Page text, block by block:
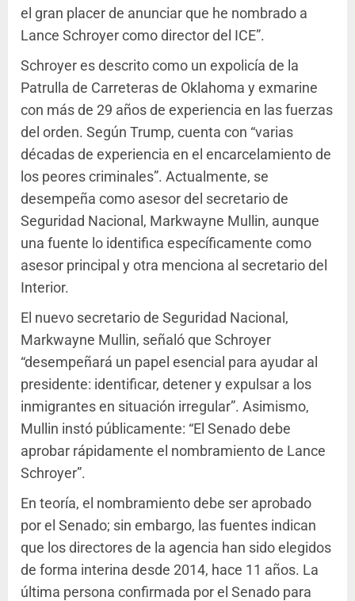
el gran placer de anunciar que he nombrado a
Lance Schroyer como director del ICE”.
Schroyer es descrito como un expolicía de la
Patrulla de Carreteras de Oklahoma y exmarine
con más de 29 años de experiencia en las fuerzas
del orden. Según Trump, cuenta con “varias
décadas de experiencia en el encarcelamiento de
los peores criminales”. Actualmente, se
desempeña como asesor del secretario de
Seguridad Nacional, Markwayne Mullin, aunque
una fuente lo identifica específicamente como
asesor principal y otra menciona al secretario del
Interior.
El nuevo secretario de Seguridad Nacional,
Markwayne Mullin, señaló que Schroyer
“desempeñará un papel esencial para ayudar al
presidente: identificar, detener y expulsar a los
inmigrantes en situación irregular”. Asimismo,
Mullin instó públicamente: “El Senado debe
aprobar rápidamente el nombramiento de Lance
Schroyer”.
En teoría, el nombramiento debe ser aprobado
por el Senado; sin embargo, las fuentes indican
que los directores de la agencia han sido elegidos
de forma interina desde 2014, hace 11 años. La
última persona confirmada por el Senado para